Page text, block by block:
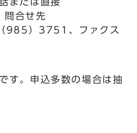
合せ先
985）3751、ファクス
す。申込多数の場合は抽